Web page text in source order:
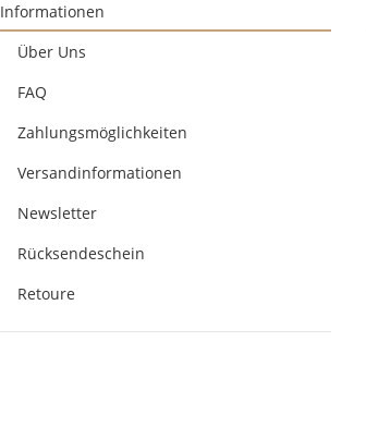
Informationen
Über Uns
FAQ
Zahlungsmöglichkeiten
Versandinformationen
Newsletter
Rücksendeschein
Retoure